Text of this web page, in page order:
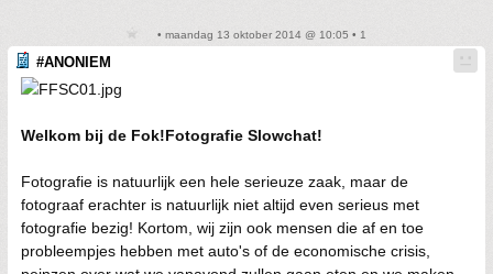
• maandag 13 oktober 2014 @ 10:05 • 1
#ANONIEM
Welkom bij de Fok!Fotografie Slowchat!
Fotografie is natuurlijk een hele serieuze zaak, maar de
fotograaf erachter is natuurlijk niet altijd even serieus met
fotografie bezig! Kortom, wij zijn ook mensen die af en toe
probleempjes hebben met auto's of de economische crisis,